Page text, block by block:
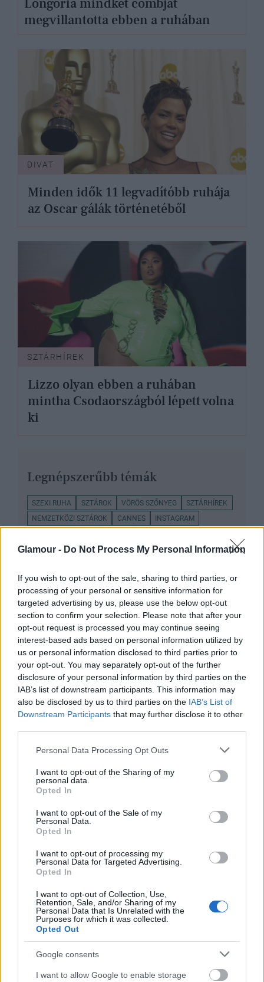
Glamour - Do Not Process My Personal Information
If you wish to opt-out of the sale, sharing to third parties, or
processing of your personal or sensitive information for
targeted advertising by us, please use the below opt-out
section to confirm your selection. Please note that after your
opt-out request is processed you may continue seeing
interest-based ads based on personal information utilized by
us or personal information disclosed to third parties prior to
your opt-out. You may separately opt-out of the further
disclosure of your personal information by third parties on the
IAB’s list of downstream participants. This information may
also be disclosed by us to third parties on the IAB’s List of
Downstream Participants that may further disclose it to other
Please note that this website/app uses one or more Google
not limited to your visit or usage behaviour. You may click to
grant or deny consent to Google and its third-party tags to
use your data for below specified purposes in below Google
consent section.
Personal Data Processing Opt Outs
I want to opt-out of the Sharing of my
personal data.
Opted In
I want to opt-out of the Sale of my
Personal Data.
Opted In
I want to opt-out of processing my
Personal Data for Targeted Advertising.
Opted In
I want to opt-out of Collection, Use,
Retention, Sale, and/or Sharing of my
Personal Data that Is Unrelated with the
Purposes for which it was collected.
Opted Out
Google consents
I want to allow Google to enable storage
Longoria mindkét combját
megvillantotta ebben a ruhában
DIVAT
Minden idők 11 legvadítóbb ruhája
az Oscar gálák történetéből
SZTÁRHÍREK
Lizzo olyan ebben a ruhában
mintha Csodaországból lépett volna
ki
Legnépszerűbb témák
SZEXI RUHA SZTÁROK VÖRÖS SZŐNYEG
SZTÁRHÍREK
NEMZETKÖZI SZTÁROK
CANNES
INSTAGRAM
SZTÁROK
Chrissy Teigen a világ legmagasabb
felsliccelésével a vörös szőnyegen